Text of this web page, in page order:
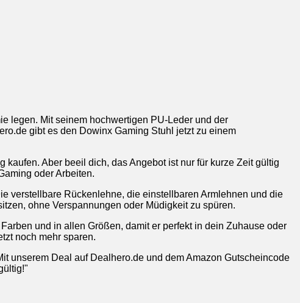
legen. Mit seinem hochwertigen PU-Leder und der
gibt es den Dowinx Gaming Stuhl jetzt zu einem
Aber beeil dich, das Angebot ist nur für kurze Zeit gültig
oder Arbeiten.
verstellbare Rückenlehne, die einstellbaren Armlehnen und die
ohne Verspannungen oder Müdigkeit zu spüren.
und in allen Größen, damit er perfekt in dein Zuhause oder
noch mehr sparen.
unserem Deal auf Dealhero.de und dem Amazon Gutscheincode